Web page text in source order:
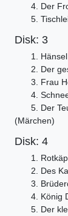
4. Der
5.
Disk: 3
1.
2. Der
3. Frau
4.
5. Der
(Märchen)
Disk: 4
1.
2. Des
3.
4. König
5. Der